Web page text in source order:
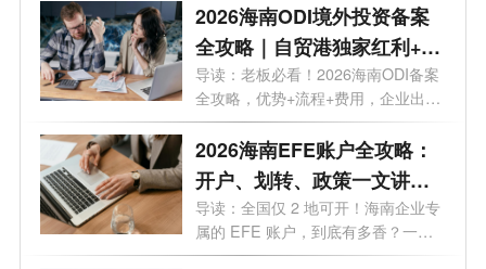
2026海南ODI境外投资备案
全攻略｜自贸港独家红利+流
程+费用+靠谱机构
导读：老板必看！2026海南ODI备案
全攻略，优势+流程+费用，企业出海
看这一篇...
2026海南EFE账户全攻略：
开户、划转、政策一文讲
透，外贸老板必看
导读：全国仅 2 地可开！海南企业专
属的 EFE 账户，到底有多香？一文
讲透。...